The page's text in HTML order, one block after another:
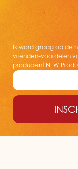
Ik word graag op de
vrienden-voordelen
producent NEW